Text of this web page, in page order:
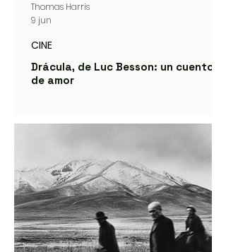
Drácula, de Luc Besson: un cuento
de amor
CINE
Thomas Harris
9 jun